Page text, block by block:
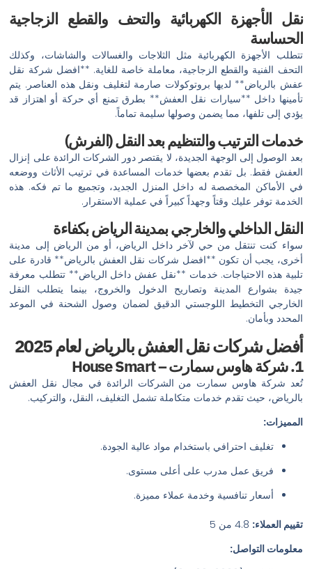
نقل الأجهزة الكهربائية والتحف والقطع الزجاجية
الحساسة
تتطلب الأجهزة الكهربائية مثل الثلاجات والغسالات والشاشات، وكذلك
التحف الفنية والقطع الزجاجية، معاملة خاصة للغاية. **افضل شركة نقل
عفش بالرياض** لديها بروتوكولات صارمة لتغليف ونقل هذه العناصر. يتم
تأمينها داخل **سيارات نقل العفش** بطرق تمنع أي حركة أو اهتزاز قد
يؤدي إلى تلفها، مما يضمن وصولها سليمة تماماً.
خدمات الترتيب والتنظيم بعد النقل (الفرش)
بعد الوصول إلى الوجهة الجديدة، لا يقتصر دور الشركات الرائدة على إنزال
العفش فقط. بل تقدم بعضها خدمات المساعدة في ترتيب الأثاث ووضعه
في الأماكن المخصصة له داخل المنزل الجديد، وتجميع ما تم فكه. هذه
الخدمة توفر عليك وقتاً وجهداً كبيراً في عملية الاستقرار.
النقل الداخلي والخارجي بمدينة الرياض بكفاءة
سواء كنت تنتقل من حي لآخر داخل الرياض، أو من الرياض إلى مدينة
أخرى، يجب أن تكون **افضل شركات نقل العفش بالرياض** قادرة على
تلبية هذه الاحتياجات. خدمات **نقل عفش داخل الرياض** تتطلب معرفة
جيدة بشوارع المدينة وتصاريح الدخول والخروج، بينما يتطلب النقل
الخارجي التخطيط اللوجستي الدقيق لضمان وصول الشحنة في الموعد
المحدد وبأمان.
أفضل شركات نقل العفش بالرياض لعام 2025
1. شركة هاوس سمارت – House Smart
تُعد شركة هاوس سمارت من الشركات الرائدة في مجال نقل العفش
بالرياض، حيث تقدم خدمات متكاملة تشمل التغليف، النقل، والتركيب.
المميزات:
تغليف احترافي باستخدام مواد عالية الجودة.
فريق عمل مدرب على أعلى مستوى.
أسعار تنافسية وخدمة عملاء مميزة.
تقييم العملاء: 4.8 من 5
معلومات التواصل: